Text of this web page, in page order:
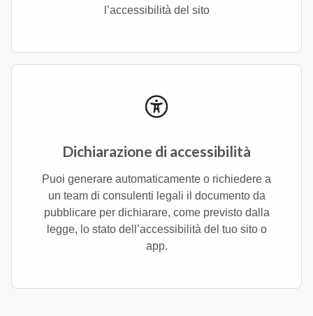
l’accessibilità del sito
Dichiarazione di accessibilità
Puoi generare automaticamente o richiedere a
un team di consulenti legali il documento da
pubblicare per dichiarare, come previsto dalla
legge, lo stato dell’accessibilità del tuo sito o
app.